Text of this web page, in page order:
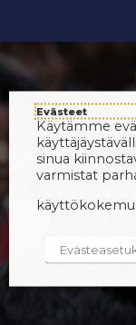
Evästeet
Käytämme
sinua
varmistat